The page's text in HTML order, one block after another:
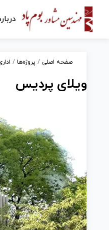
صفحه اصلی / پروژه‌ها /
ویلای پردیس